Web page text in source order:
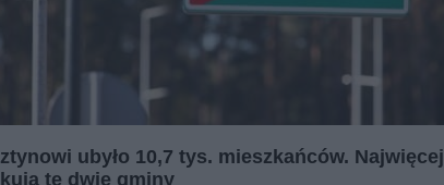
ubyło 10,7 tys. mieszkańców. Najwięcej
te dwie gminy